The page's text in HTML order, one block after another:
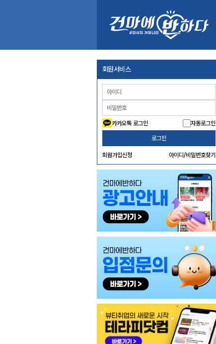
회원서비스
카카오톡 로그인 자동로그인
로그인
회원가입신청 아이디/비밀번호찾기